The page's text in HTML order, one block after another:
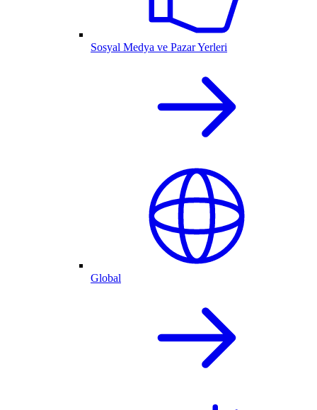
Sosyal Medya ve Pazar Yerleri
Global